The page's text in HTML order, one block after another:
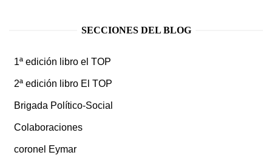
SECCIONES DEL BLOG
1ª edición libro el TOP
2ª edición libro El TOP
Brigada Político-Social
Colaboraciones
coronel Eymar